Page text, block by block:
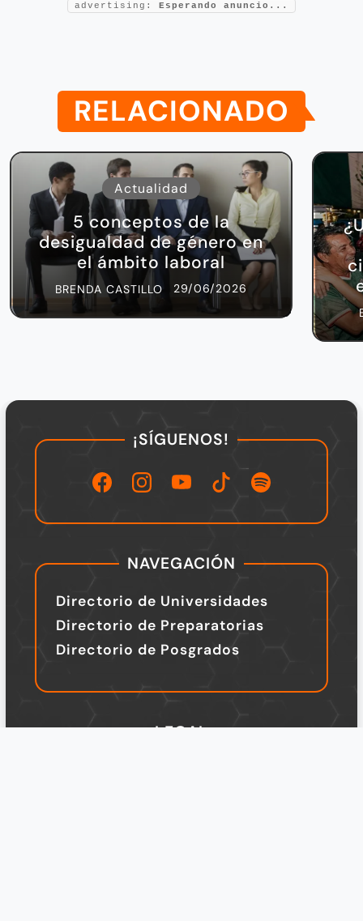
advertising: Esperando anuncio...
RELACIONADO
Actualidad
5 conceptos de la
desigualdad de género en
el ámbito laboral
BRENDA CASTILLO 29/06/2026
¡SÍGUENOS!
NAVEGACIÓN
Directorio de Universidades
Directorio de Preparatorias
Directorio de Posgrados
LEGAL